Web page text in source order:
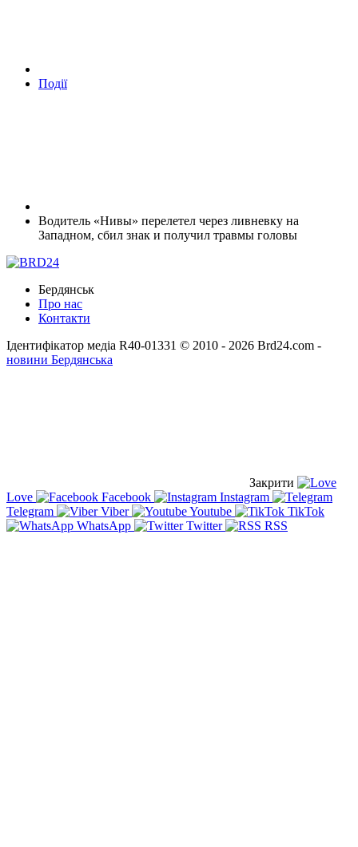
Події
Водитель «Нивы» перелетел через ливневку на
Западном, сбил знак и получил травмы головы
Бердянськ
Про нас
Контакти
Ідентифікатор медіа R40-01331 © 2010 - 2026 Brd24.com -
новини Бердянська
Закрити
Love
Facebook
Instagram
Telegram
Viber Youtube
TikTok
WhatsApp
Twitter RSS